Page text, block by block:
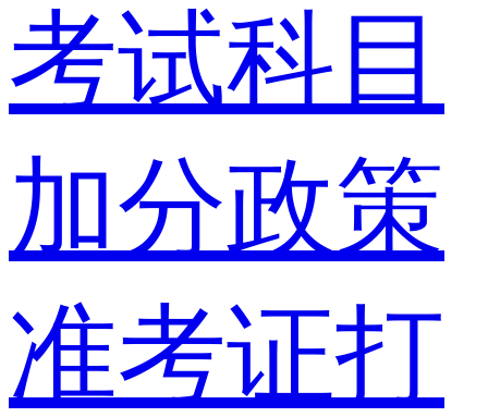
考试科目
加分政策
准考证打